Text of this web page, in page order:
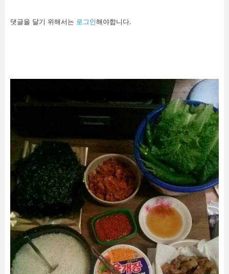
답
글
댓글을 달기 위해서는 로그인해야합니다.